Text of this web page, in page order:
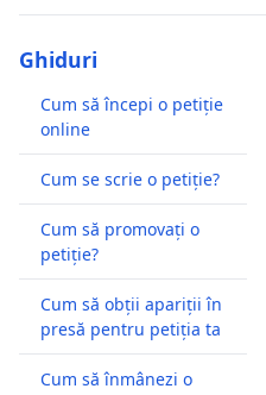
Ghiduri
Cum să începi o petiție
online
Cum se scrie o petiție?
Cum să promovați o
petiție?
Cum să obții apariții în
presă pentru petiția ta
Cum să înmânezi o